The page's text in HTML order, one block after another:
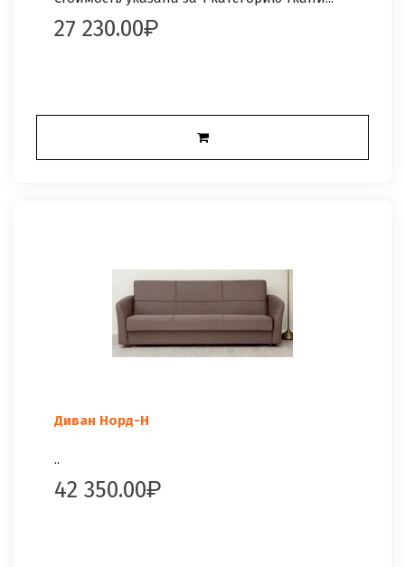
27 230.00
Диван Норд-Н
..
42 350.00